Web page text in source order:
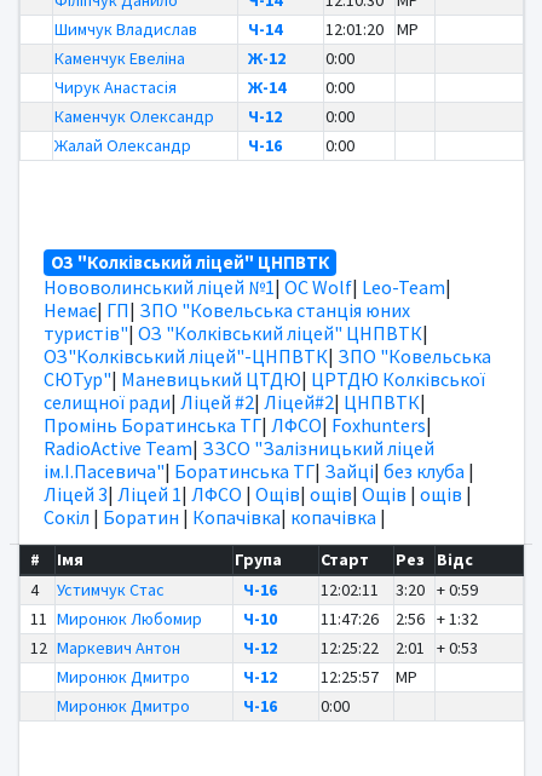
Шимчук Владислав
Ч-14 12:01:20
MP
Каменчук Евеліна
Ж-12
0:00
Чирук Анастасія
Ж-14
0:00
Каменчук Олександр
Ч-12
0:00
Жалай Олександр
Ч-16 0:00
ОЗ "Колківський ліцей" ЦНПВТК
Нововолинський ліцей №1| OC Wolf| Leo-Team|
Немає| ГП| ЗПО "Ковельська станція юних
туристів"| ОЗ "Колківський ліцей" ЦНПВТК|
ОЗ"Колківський ліцей"-ЦНПВТК| ЗПО "Ковельська
СЮТур"| Маневицький ЦТДЮ| ЦРТДЮ Колківської
селищної ради| Ліцей #2| Ліцей#2| ЦНПВТК|
Промінь Боратинська ТГ| ЛФСО| Foxhunters|
RadioActive Team| ЗЗСО "Залізницький ліцей
ім.І.Пасевича"| Боратинська ТГ| Зайці| без клуба |
Ліцей 3| Ліцей 1| ЛФСО | Ощів| ощів| Ощів | ощів |
Сокіл | Боратин | Копачівка| копачівка |
# Імя Група Старт Рез
Відс
4
Устимчук Стас Ч-16 12:02:11 3:20 + 0:59
11 Миронюк Любомир Ч-10 11:47:26 2:56 + 1:32
12 Маркевич Антон Ч-12 12:25:22 2:01
+ 0:53
Миронюк Дмитро
Ч-12 12:25:57
MP
Mиронюк Дмитро
Ч-16 0:00